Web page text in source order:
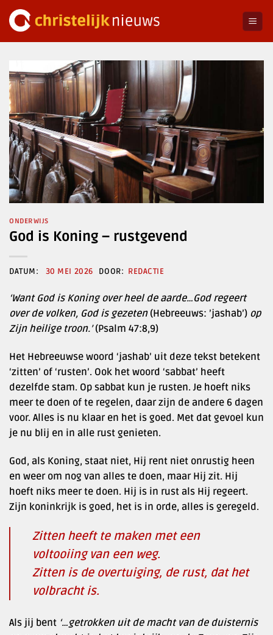
naar
ONDERWIJS
God is Koning – rustgevend
30 MEI 2026 REDACTIE
‘Want God is Koning over heel de aarde…God regeert
over de volken, God is gezeten (Hebreeuws: ’jashab’) op
Zijn heilige troon.’(Psalm 47:8,9)
Het Hebreeuwse woord ‘jashab’ uit deze tekst betekent
‘zitten’ of ‘rusten’. Ook het woord ‘sabbat’ heeft
dezelfde stam. Op sabbat kun je rusten. Je hoeft niks
meer te doen of te regelen, daar zijn de andere 6 dagen
voor. Alles is nu klaar en het is goed. Met dat gevoel kun
je nu blij en in alle rust genieten.
God, als Koning, staat niet, Hij rent niet onrustig heen
en weer om nog van alles te doen, maar Hij zit. Hij
hoeft niks meer te doen. Hij is in rust als Hij regeert.
Zijn koninkrijk is goed, het is in orde, alles is geregeld.
Zitten heeft te maken met een
voltooiing van een weg.
Zitten is de overtuiging, de rust, dat het
volbracht is.
Als jij bent ‘…getrokken uit de macht van de duisternis